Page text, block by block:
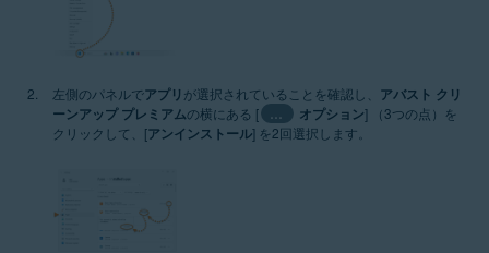
左側のパネルでアプリ が選択されていることを確認し、 アバスト クリ
ーンアップ プレミアムの横にある [ … オプション] （3つの点）を
クリックして、[アンインストール] を2回選択します。